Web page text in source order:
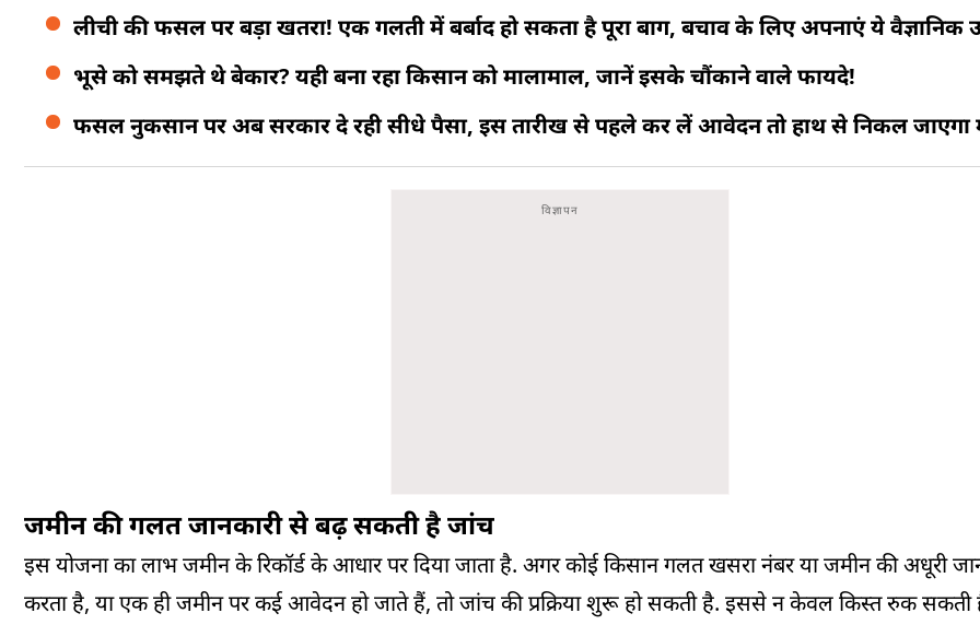
लीची की फसल पर बड़ा खतरा! एक गलती में बर्बाद हो सकता है पूरा बाग, बचाव के लिए अपनाएं ये वैज्ञानिक
भूसे को समझते थे बेकार? यही बना रहा किसान को मालामाल, जानें इसके चौंकाने वाले फायदे!
फसल नुकसान पर अब सरकार दे रही सीधे पैसा, इस तारीख से पहले कर लें आवेदन तो हाथ से निकल जाएगा
जमीन की गलत जानकारी से बढ़ सकती है जांच
इस योजना का लाभ जमीन के रिकॉर्ड के आधार पर दिया जाता है. अगर कोई किसान गलत खसरा नंबर या जमीन की अधूरी
करता है, या एक ही जमीन पर कई आवेदन हो जाते हैं, तो जांच की प्रक्रिया शुरू हो सकती है. इससे न केवल किस्त रुक सकती